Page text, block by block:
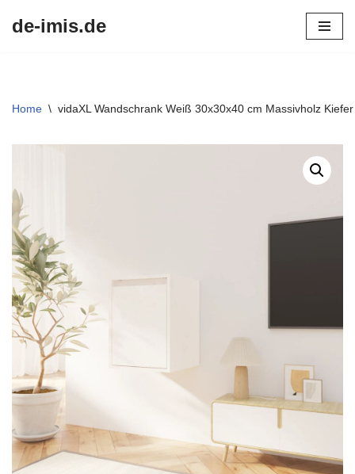
de-imis.de
Home \ vidaXL Wandschrank Weiß 30x30x40 cm Massivholz Kiefer